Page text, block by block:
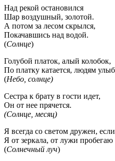
Над рекой остановился
Шар воздушный, золотой.
А потом за лесом скрылся,
Покачавшись над водой.
(Солнце)
Голубой платок, алый колобок,
По платку катается, людям
(Небо, солнце)
Сестра к брату в гости идет,
Он от нее прячется.
(Солнце, месяц)
Я всегда со светом дружен,
Я от зеркала, от лужи пробегаю
(Солнечный луч)